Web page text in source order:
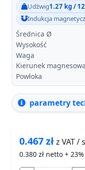
Udźwig1.27 kg /
Indukcja
Średnica Ø
Wysokość
Waga
Kierunek
Powłoka
parametry
0.467złz VAT /
0.380 zł netto +